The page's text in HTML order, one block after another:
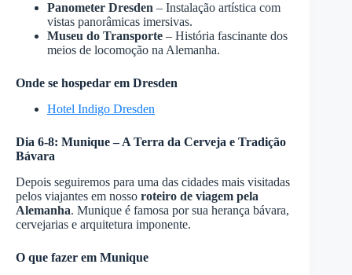
Panometer Dresden – Instalação artística com
vistas panorâmicas imersivas.
Museu do Transporte – História fascinante dos
meios de locomoção na Alemanha.
Onde se hospedar em Dresden
Hotel Indigo Dresden
Dia 6-8: Munique – A Terra da Cerveja e Tradição
Bávara
Depois seguiremos para uma das cidades mais visitadas
pelos viajantes em nosso roteiro de viagem pela
Alemanha. Munique é famosa por sua herança bávara,
cervejarias e arquitetura imponente.
O que fazer em Munique